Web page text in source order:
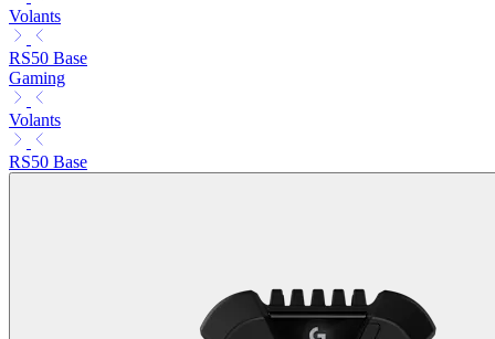
Volants
RS50 Base
Gaming
Volants
RS50 Base